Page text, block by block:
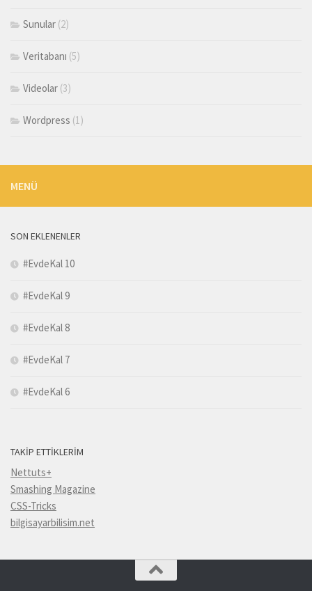
Sunular (2)
Veritabanı (5)
Videolar (3)
Wordpress (1)
MENÜ
SON EKLENENLER
#EvdeKal 10
#EvdeKal 9
#EvdeKal 8
#EvdeKal 7
#EvdeKal 6
TAKİP ETTİKLERİM
Nettuts+
Smashing Magazine
CSS-Tricks
bilgisayarbilisim.net